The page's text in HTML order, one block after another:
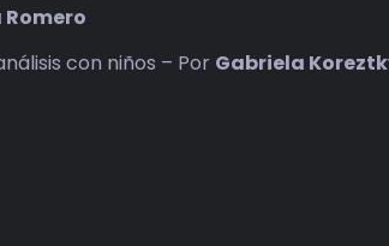
Romero
con niños – Por Gabriela